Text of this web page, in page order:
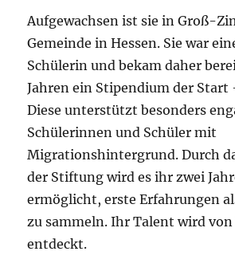
Aufgewachsen ist sie in Groß-
Gemeinde in Hessen. Sie war
Schülerin und bekam daher
Jahren ein Stipendium der
Diese unterstützt besonders
Schülerinnen und Schüler mit
Migrationshintergrund. Durch
der Stiftung wird es ihr zwei
ermöglicht, erste Erfahrungen
zu sammeln. Ihr Talent wird
entdeckt.